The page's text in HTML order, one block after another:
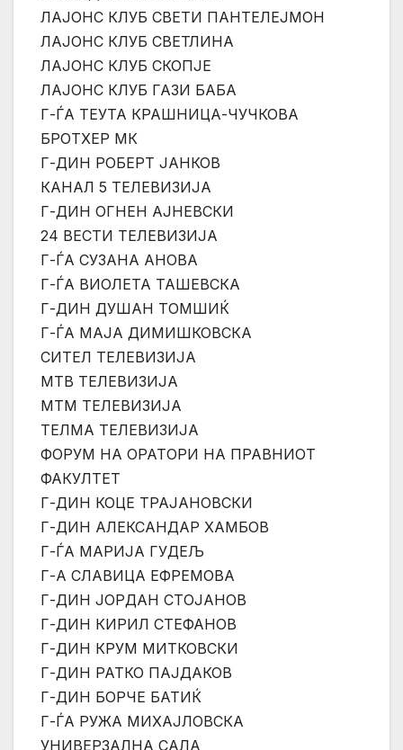
ЛАЈОНС КЛУБ СВЕТИ ПАНТЕЛЕЈМОН
ЛАЈОНС КЛУБ СВЕТЛИНА
ЛАЈОНС КЛУБ СКОПЈЕ
ЛАЈОНС КЛУБ ГАЗИ БАБА
Г-ЃА ТЕУТА КРАШНИЦА-ЧУЧКОВА
БРОТХЕР МК
Г-ДИН РОБЕРТ ЈАНКОВ
КАНАЛ 5 ТЕЛЕВИЗИЈА
Г-ДИН ОГНЕН АЈНЕВСКИ
24 ВЕСТИ ТЕЛЕВИЗИЈА
Г-ЃА СУЗАНА АНОВА
Г-ЃА ВИОЛЕТА ТАШЕВСКА
Г-ДИН ДУШАН ТОМШИЌ
Г-ЃА МАЈА ДИМИШКОВСКА
СИТЕЛ ТЕЛЕВИЗИЈА
МТВ ТЕЛЕВИЗИЈА
МТМ ТЕЛЕВИЗИЈА
ТЕЛМА ТЕЛЕВИЗИЈА
ФОРУМ НА ОРАТОРИ НА ПРАВНИОТ
ФАКУЛТЕТ
Г-ДИН КОЦЕ ТРАЈАНОВСКИ
Г-ДИН АЛЕКСАНДАР ХАМБОВ
Г-ЃА МАРИЈА ГУДЕЉ
Г-А СЛАВИЦА ЕФРЕМОВА
Г-ДИН ЈОРДАН СТОЈАНОВ
Г-ДИН КИРИЛ СТЕФАНОВ
Г-ДИН КРУМ МИТКОВСКИ
Г-ДИН РАТКО ПАЈДАКОВ
Г-ДИН БОРЧЕ БАТИЌ
Г-ЃА РУЖА МИХАЈЛОВСКА
УНИВЕРЗАЛНА САЛА